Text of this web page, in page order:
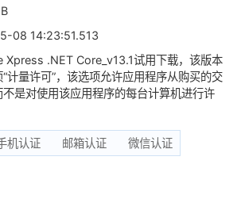
08 14:23:51.513
Xpress .NET Core_v13.1试用下载，该版本
计量许可”，该选项允许应用程序从购买的交
是对使用该应用程序的每台计算机进行许
机认证 邮箱认证 微信认证